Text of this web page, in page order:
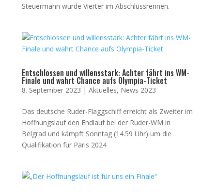
Steuermann wurde Vierter im Abschlussrennen.
Entschlossen und willensstark: Achter fährt ins WM-
Finale und wahrt Chance aufs Olympia-Ticket
8. September 2023 | Aktuelles, News 2023
Das deutsche Ruder-Flaggschiff erreicht als Zweiter im
Hoffnungslauf den Endlauf bei der Ruder-WM in
Belgrad und kämpft Sonntag (14.59 Uhr) um die
Qualifikation für Paris 2024